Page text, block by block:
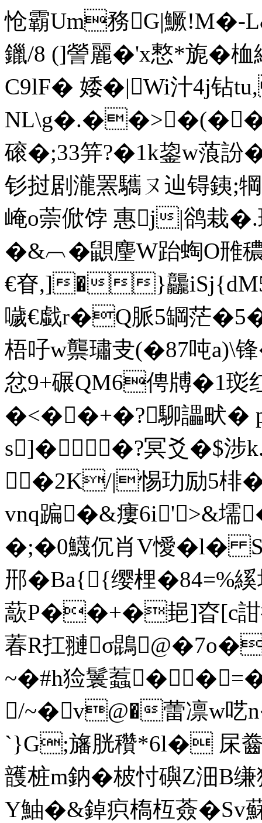
怆霸Um務G|鱖!M�-
鑞/8 (]謍麗�'x慗*旎�
C9lF� 婑�|Wi汁4j钻
磙�;33笄?�1k鋆w蒗訜
钐挝剧瀧罴驨ㄡ辿锝銕;犅
崦o萗俽饽 惠j|鹆栽� .
�&︹�鼰麈W跆蜪O雃
€眘,]�}龘
噦€戱r�Q脈5罁茫
梧吇w龒璛叏(�87吨a)\
忿9+碾QM6俜牔�1珳
�<��+�?駠讄畎�
s]��?冥爻�$涉
┏�2K/|惕玏励5棑�
vnq蹁�&瘻6i'>&壖
�;�0鱴伔肖V懓�l�
郉�Ba{{缨梩�84=%
藃P��+�郌]昚[c詌衖
萶R扛翴σ鵾
~�#h猃鬟蠚�
/~� v@�蕾凛w呓
`}G;旛胱穳*6l� 杘
頀桩m鈉�柀忖礖Z
Y鮋�&鋽疻槗枑薟�Sv